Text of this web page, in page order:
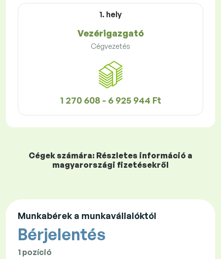
1. hely
Vezérigazgató
Cégvezetés
1 270 608 - 6 925 944 Ft
Cégek számára: Részletes információ a
magyarországi fizetésekről
Munkabérek a munkavállalóktól
Bérjelentés
1 pozíció